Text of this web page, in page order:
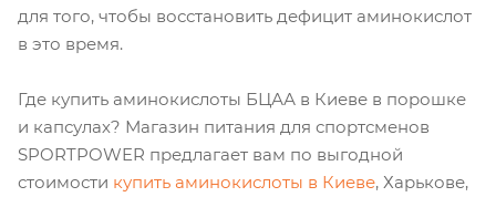
для того, чтобы восстановить дефицит аминокислот
в это время.
Где купить аминокислоты БЦАА в Киеве в порошке
и капсулах? Магазин питания для спортсменов
SPORTPOWER предлагает вам по выгодной
стоимости купить аминокислоты в Киеве, Харькове,